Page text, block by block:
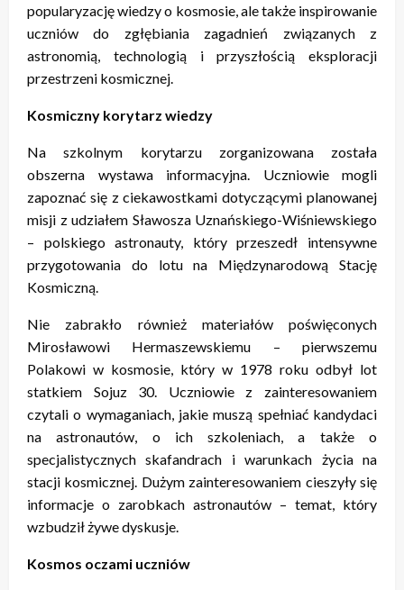
popularyzację wiedzy o kosmosie, ale także inspirowanie
uczniów do zgłębiania zagadnień związanych z
astronomią, technologią i przyszłością eksploracji
przestrzeni kosmicznej.
Kosmiczny korytarz wiedzy
Na szkolnym korytarzu zorganizowana została
obszerna wystawa informacyjna. Uczniowie mogli
zapoznać się z ciekawostkami dotyczącymi planowanej
misji z udziałem Sławosza Uznańskiego-Wiśniewskiego
– polskiego astronauty, który przeszedł intensywne
przygotowania do lotu na Międzynarodową Stację
Kosmiczną.
Nie zabrakło również materiałów poświęconych
Mirosławowi Hermaszewskiemu – pierwszemu
Polakowi w kosmosie, który w 1978 roku odbył lot
statkiem Sojuz 30. Uczniowie z zainteresowaniem
czytali o wymaganiach, jakie muszą spełniać kandydaci
na astronautów, o ich szkoleniach, a także o
specjalistycznych skafandrach i warunkach życia na
stacji kosmicznej. Dużym zainteresowaniem cieszyły się
informacje o zarobkach astronautów – temat, który
wzbudził żywe dyskusje.
Kosmos oczami uczniów